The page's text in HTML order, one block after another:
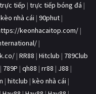
tiếp | trực tiếp bóng đá |
nhà cái | 90phut |
keonhacaitop.com/ |
|
| RR88 | Hitclub | 789Club
| 789P | qh88 | rr88 | J88 |
| hitclub | kèo nhà cái |